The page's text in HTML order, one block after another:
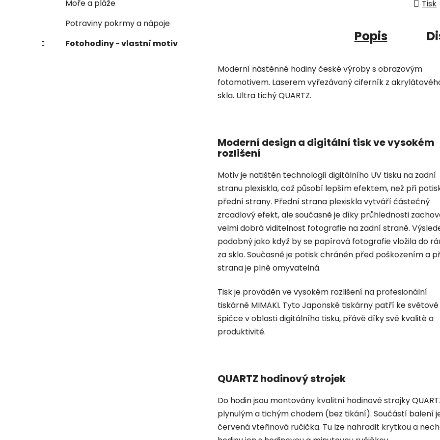
Moře a pláže
Potraviny pokrmy a nápoje
Fotohodiny - vlastní motiv
Tisk
Popis
Moderní nástěnné hodiny české výroby s obrazovým
fotomotivem. Laserem vyřezávaný ciferník z
skla. Ultra tichý QUARTZ.
Moderní design a digitální tisk ve vysokém
rozlišení
Motiv je natištěn technologií digitálního UV tisku na zadní
stranu plexiskla, což působí lepším efektem, než při
přední strany. Přední strana plexiskla vytváří částečný
zrcadlový efekt, ale současně je díky průhlednosti
velmi dobrá viditelnost fotografie na zadní straně.
podobný jako když by se papírová fotografie vložila do
za sklo. Současně je potisk chráněn před poškozením a
strana je plně omyvatelná.
Tisk je prováděn ve vysokém rozlišení na profesionální
tiskárně MIMAKI. Tyto Japonské tiskárny patří ke světové
špičce v oblasti digitálního tisku, přávě díky své kvalitě a
produktivitě.
QUARTZ hodinový strojek
Do hodin jsou montovány kvalitní hodinové strojky
plynulým a tichým chodem (bez tikání). Součástí balení
červená vteřinová ručička. Tu lze nahradit krytkou a